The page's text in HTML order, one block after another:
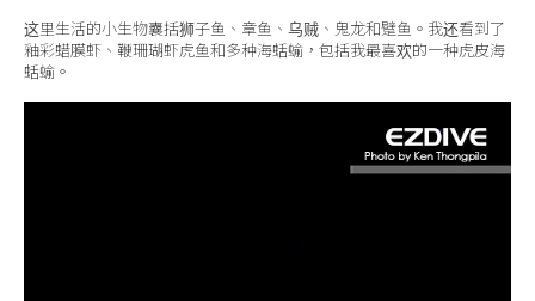
这里生活的小生物囊括狮子鱼、章鱼、乌贼、鬼龙和躄鱼。我还看到了
釉彩蜡膜虾、鞭珊瑚虾虎鱼和多种海蛞蝓，包括我最喜欢的一种虎皮海
蛞蝓。